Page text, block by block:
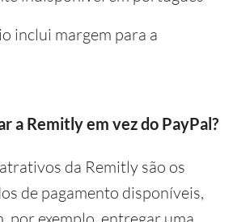
inclui margem para a
a Remitly em vez do PayPal?
da Remitly são os
de pagamento disponíveis,